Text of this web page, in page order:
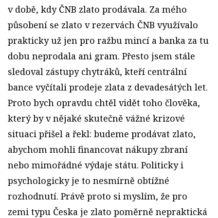
v době, kdy ČNB zlato prodávala. Za mého
působení se zlato v rezervách ČNB využívalo
prakticky už jen pro ražbu mincí a banka za tu
dobu neprodala ani gram. Přesto jsem stále
sledoval zástupy chytráků, kteří centrální
bance vyčítali prodeje zlata z devadesátých let.
Proto bych opravdu chtěl vidět toho člověka,
který by v nějaké skutečně vážné krizové
situaci přišel a řekl: budeme prodávat zlato,
abychom mohli financovat nákupy zbraní
nebo mimořádné výdaje státu. Politicky i
psychologicky je to nesmírně obtížné
rozhodnutí. Právě proto si myslím, že pro
zemi typu Česka je zlato poměrně nepraktická